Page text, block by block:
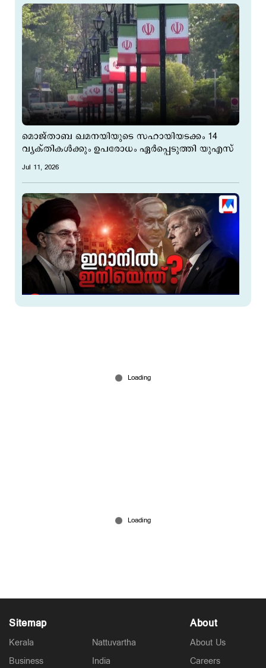
മൊജ്താബ ഖമനയിയുടെ സഹായിയടക്കം 14
വ്യക്തികൾക്കും ഉപരോധം ഏർപ്പെടുത്തി യുഎസ്
Jul 11, 2026
'മുരുഗദോസിനെ കാണണമെങ്കില്‍ 1 ലക്ഷം
വേണം'; അനുഭവം വെളിപ്പെടുത്തി സ്വാസിക
Sitemap
Kerala
Business
Nattuvartha
India
About
About Us
Careers